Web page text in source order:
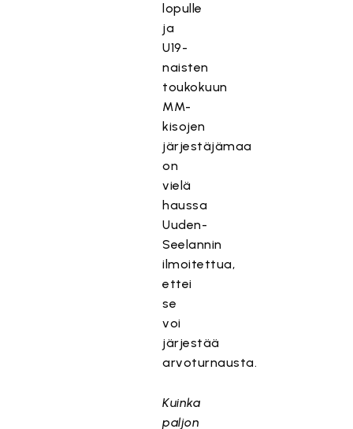
lopulle
ja
U19-
naisten
toukokuun
MM-
kisojen
järjestäjämaa
on
vielä
haussa
Uuden-
Seelannin
ilmoitettua,
ettei
se
voi
järjestää
arvoturnausta.
Kuinka
paljon